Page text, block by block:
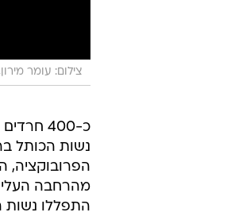
צילום: עומר מירון, אהרן
כ-400
נשות הכותל
מהרחבה
התפללו